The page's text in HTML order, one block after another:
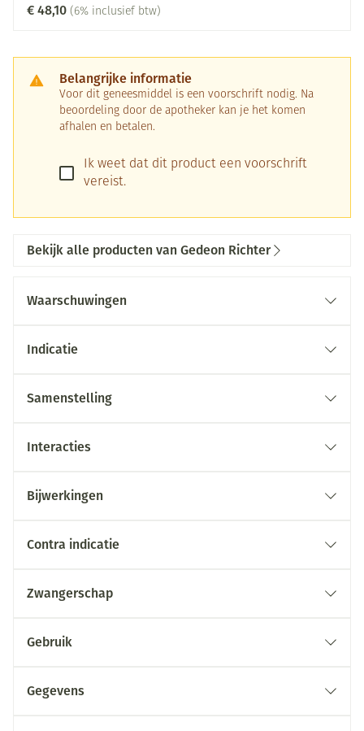
€ 48,10 (6% inclusief btw)
Belangrijke informatie
Voor dit geneesmiddel is een voorschrift nodig. Na
beoordeling door de apotheker kan je het komen
afhalen en betalen.
Ik weet dat dit product een voorschrift
vereist.
Bekijk alle producten van Gedeon Richter
Waarschuwingen
Indicatie
Samenstelling
Interacties
Bijwerkingen
Contra indicatie
Zwangerschap
Gebruik
Gegevens